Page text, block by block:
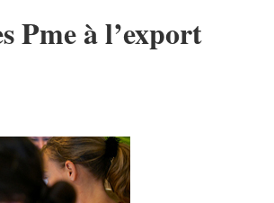
Pme à l’export